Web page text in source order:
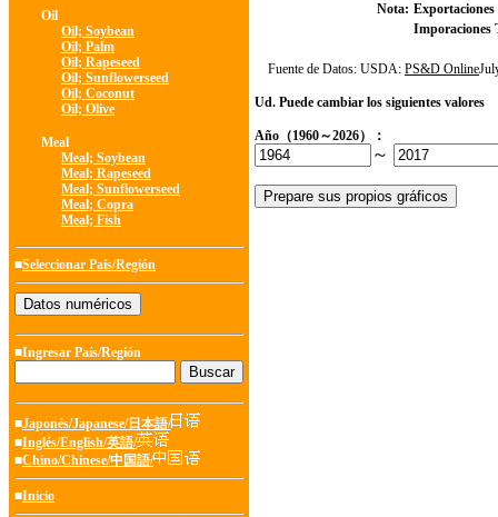
Oil
Oil; Soybean
Oil; Palm
Oil; Rapeseed
Oil; Sunflowerseed
Oil; Coconut
Oil; Olive
Meal
Meal; Soybean
Meal; Rapeseed
Meal; Sunflowerseed
Meal; Copra
Meal; Fish
■Seleccionar País/Región
■Ingresar País/Región
■Japonés/Japanese/日本語/
■Inglés/English/英語/
■Chino/Chinese/中国語/
■Inicio
Nota: Exportaciones
Imporaciones
Fuente de Datos: USDA: PS&D Online
Ud. Puede cambiar los siguientes valores
Año（1960～2026）：
～